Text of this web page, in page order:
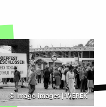
©imago images | WEREK